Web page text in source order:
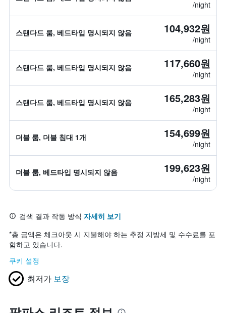
/night
스탠다드 룸, 베드타입 명시되지 않음 104,932원
/night
스탠다드 룸, 베드타입 명시되지 않음 117,660원
/night
스탠다드 룸, 베드타입 명시되지 않음 165,283원
/night
더블 룸, 더블 침대 1개 154,699원
/night
더블 룸, 베드타입 명시되지 않음 199,623원
/night
검색 결과 작동 방식 자세히 보기
*총 금액은 체크아웃 시 지불해야 하는 추정 지방세 및 수수료를 포
함하고 있습니다.
쿠키 설정
최저가 보장